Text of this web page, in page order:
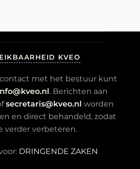
KVEO
contact met het bestuur kunt
. Berichten aan
secretaris@kveo.nl worden
en direct behandeld, zodat
verder verbeteren.
DRINGENDE ZAKEN